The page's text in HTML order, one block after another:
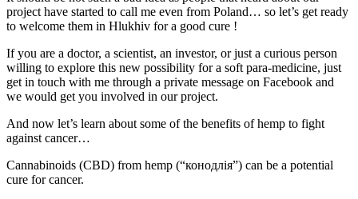
project have started to call me even from Poland… so let’s get ready
to welcome them in Hlukhiv for a good cure !
If you are a doctor, a scientist, an investor, or just a curious person
willing to explore this new possibility for a soft para-medicine, just
get in touch with me through a private message on Facebook and
we would get you involved in our project.
And now let’s learn about some of the benefits of hemp to fight
against cancer…
Cannabinoids (CBD) from hemp (“конодлія”) can be a potential
cure for cancer.